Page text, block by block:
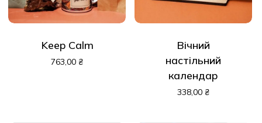
Keep Calm
763,00 ₴
Вічний
настільний
календар
338,00 ₴